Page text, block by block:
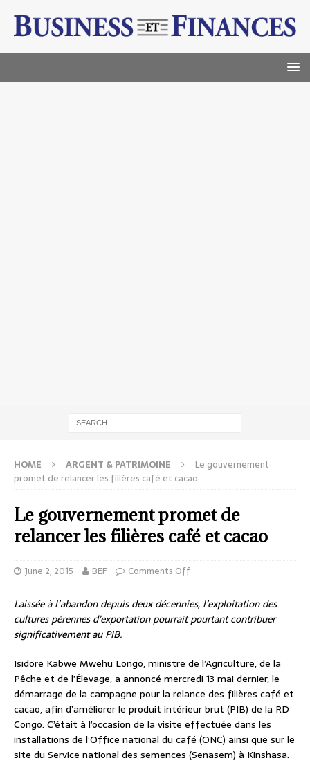
HOME ARGENT & PATRIMOINE
Le gouvernement
promet de relancer les filières café et cacao
Le gouvernement promet de
relancer les filières café et cacao
June 2, 2015 BEF Comments Off
Laissée à l’abandon depuis deux décennies, l’exploitation des
cultures pérennes d’exportation pourrait pourtant contribuer
significativement au PIB.
Isidore Kabwe Mwehu Longo, ministre de l’Agriculture, de la
Pêche et de l’Élevage, a annoncé mercredi 13 mai dernier, le
démarrage de la campagne pour la relance des filières café et
cacao, afin d’améliorer le produit intérieur brut (PIB) de la RD
Congo. C’était à l’occasion de la visite effectuée dans les
installations de l’Office national du café (ONC) ainsi que sur le
site du Service national des semences (Senasem) à Kinshasa.